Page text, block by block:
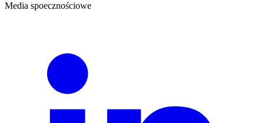
Media spoecznościowe